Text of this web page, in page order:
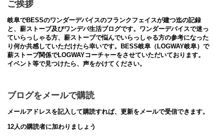
ご挨拶
岐阜でBESSのワンダーデバイスのフランクフェイスが建つ迄の記録
と、薪ストーブ及びワンデバ生活ブログです。ワンダーデバイスで迷っ
ていらっしゃる方、薪ストーブで悩んでいらっしゃる方の参考になった
り何か共感していただけたら幸いです。BESS岐阜（LOGWAY岐阜）で
薪ストーブ関係でLOGWAYコーチャーをさせていただいております。
イベント等で見つけたら、声をかけてください。
ブログをメールで購読
メールアドレスを記入して購読すれば、更新をメールで受信できます。
12人の購読者に加わりましょう